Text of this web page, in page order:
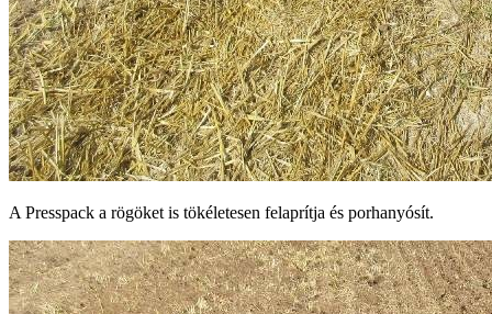
A Presspack a rögöket is tökéletesen felaprítja és porhanyósít.